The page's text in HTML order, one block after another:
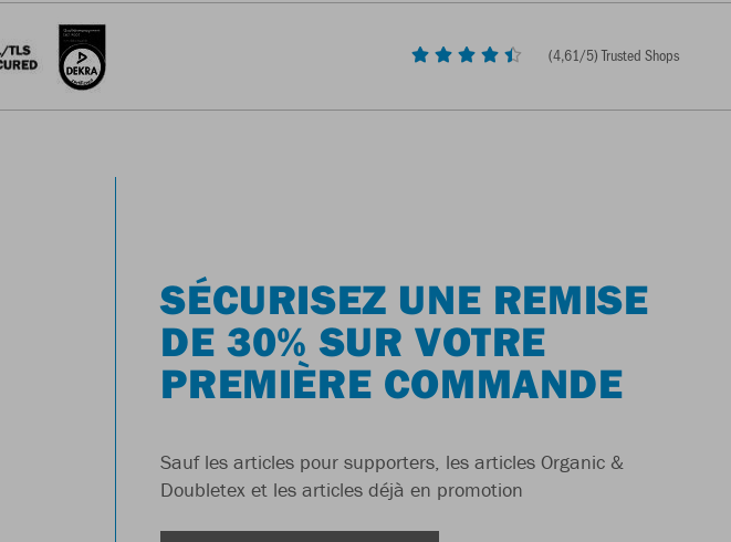
(4,61/5) Trusted Shops
SÉCURISEZ UNE REMISE
DE 30% SUR VOTRE
PREMIÈRE COMMANDE
Sauf les articles pour supporters, les articles Organic &
Doubletex et les articles déjà en promotion